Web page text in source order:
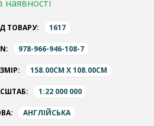
наявності
ТОВАРУ: 1617
978-966-946-108-7
158.00CM X 108.00CM
1:22 000 000
АНГЛІЙСЬКА